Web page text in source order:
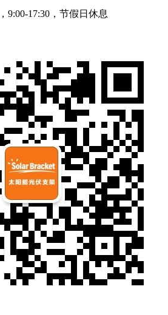
9:00-17:30，节假日休息